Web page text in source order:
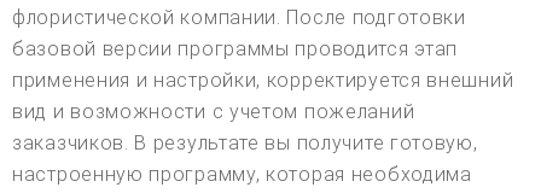
флористической компании. После подготовки
базовой версии программы проводится этап
применения и настройки, корректируется внешний
вид и возможности с учетом пожеланий
заказчиков. В результате вы получите готовую,
настроенную программу, которая необходима